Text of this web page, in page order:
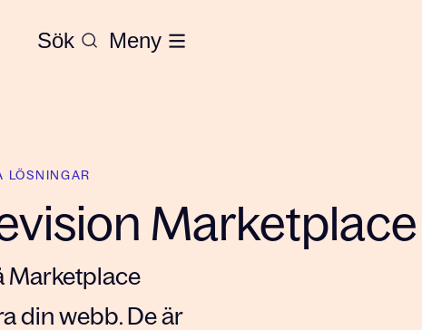
Sök Meny
LÖSNINGAR
Marketplace
Marketplace
din webb. De är